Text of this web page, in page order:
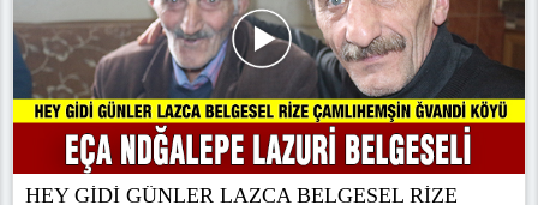
HEY GİDİ GÜNLER LAZCA BELGESEL RİZE